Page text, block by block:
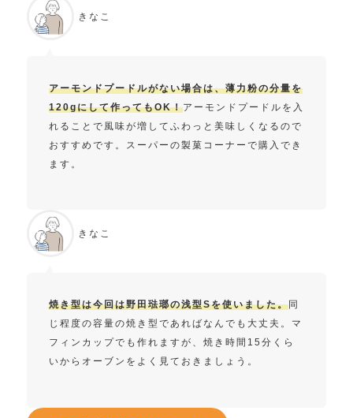
きなこ
アーモンドプードルがない場合は、薄力粉の分量を
120gにして作ってもOK！アーモンドプードルを入
れることで風味が増してふわっと美味しくなるので
おすすめです。スーパーの製菓コーナーで購入でき
ます。
きなこ
焼き型は今回は野田琺瑯の浅型Sを使いました。同
じ程度の容量の焼き型であればなんでも大丈夫。マ
フィンカップでも作れますが、焼き時間15分くら
いからオーブンをよく見ておきましょう。